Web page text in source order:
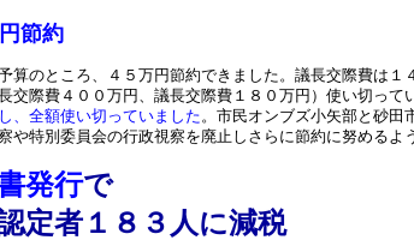
節約
のところ、４５万円節約できました。議長交際費は１
際費４００万円、議長交際費１８０万円）使い切って
、全額使い切っていました。市民オンブズ小矢部と砂田
特別委員会の行政視察を廃止しさらに節約に努めるよ
発行で
１８３人に減税